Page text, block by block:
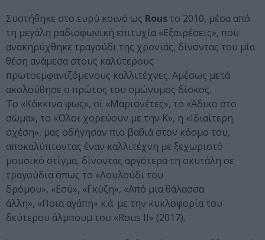
Συστήθηκε στο ευρύ κοινό ως Rous το 2010, μέσα από
τη μεγάλη ραδιοφωνική επιτυχία «Εξαιρέσεις», που
ανακηρύχθηκε τραγούδι της χρονιάς, δίνοντας του μία
θέση ανάμεσα στους καλύτερους
πρωτοεμφανιζόμενους καλλιτέχνες. Αμέσως μετά
ακολούθησε ο πρώτος του ομώνυμος δίσκος.
Το «Κόκκινο φως», οι «Μαριονέτες», το «Άδικο στο
σώμα», το «Όλοι χορεύουν με την Κ», η «Ιδιαίτερη
σχέση», μας οδήγησαν πιο βαθιά στον κόσμο του,
αποκαλύπτοντας έναν καλλιτέχνη με ξεχωριστό
μουσικό στίγμα, δίνοντας αργότερα τη σκυτάλη σε
τραγούδια όπως το «Λουλούδι του
δρόμου», «Εσύ», «Γκύζη», «Από μια θάλασσα
άλλη», «Ποια αγάπη» κ.ά. με την κυκλοφορία του
δεύτερου άλμπουμ του «Rous II» (2017).